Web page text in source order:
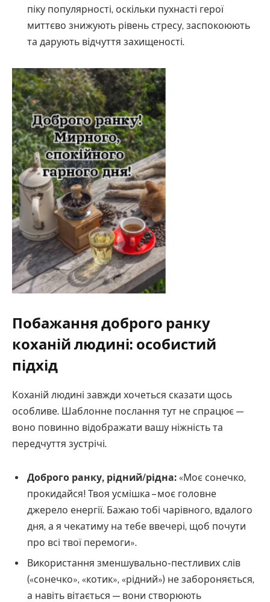
піку популярності, оскільки пухнасті герої
миттєво знижують рівень стресу, заспокоюють
та дарують відчуття захищеності.
Побажання доброго ранку
коханій людині: особистий
підхід
Коханій людині завжди хочеться сказати щось
особливе. Шаблонне послання тут не спрацює —
воно повинно відображати вашу ніжність та
передчуття зустрічі.
Доброго ранку, рідний/рідна: «Моє сонечко,
прокидайся! Твоя усмішка – моє головне
джерело енергії. Бажаю тобі чарівного, вдалого
дня, а я чекатиму на тебе ввечері, щоб почути
про всі твої перемоги».
Використання зменшувально-пестливих слів
(«сонечко», «котик», «рідний») не забороняється,
а навіть вітається — вони створюють